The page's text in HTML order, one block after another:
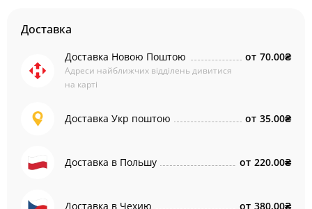
Доставка
Доставка Новою Поштою
Адреси найближчих відділень дивитися
на карті
от 70.00₴
Доставка Укр поштою от 35.00₴
Доставка в Польшу от 220.00₴
Доставка в Чехию от 380.00₴